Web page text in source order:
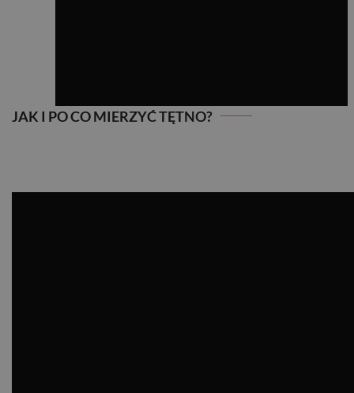
JAK I PO CO MIERZYĆ TĘTNO?